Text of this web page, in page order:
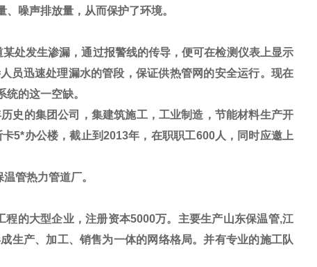
噪声排放量，从而保护了环境。
处发生渗漏，通过报警线的传导，便可在检测仪表上显示
员迅速处理漏水的管段，保证供热管网的安全运行。现在
的这一空缺。
史的集团公司，集建筑施工，工业制造，节能材料生产开
5*办公楼，截止到2013年，在职职工600人，同时应邀上
管热力管道厂。
的大型企业，注册资本5000万。主要生产山东保温管,江
生产、加工、销售为一体的网络格局。并有专业的施工队